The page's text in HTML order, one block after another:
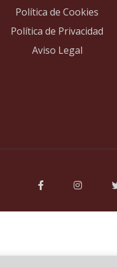
Política de Cookies
Política de Privacidad
Aviso Legal